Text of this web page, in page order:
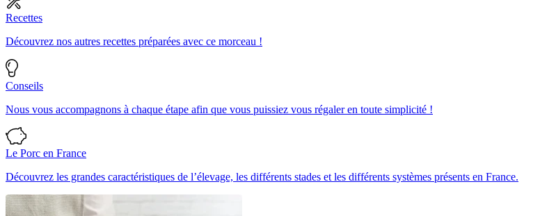
Recettes
Découvrez nos autres recettes préparées avec ce morceau !
Conseils
Nous vous accompagnons à chaque étape afin que vous puissiez vous régaler en toute simplicité !
Le Porc en France
Découvrez les grandes caractéristiques de l’élevage, les différents stades et les différents systèmes présents en France.